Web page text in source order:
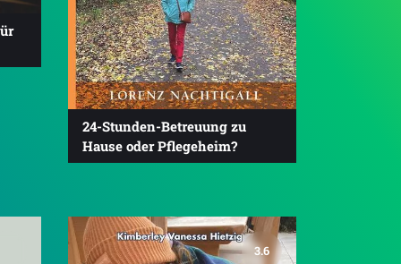
24-Stunden-Betreuung zu
Hause oder Pflegeheim?
3.6